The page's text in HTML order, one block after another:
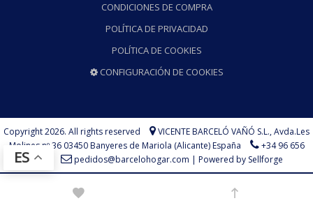
CONDICIONES DE COMPRA
POLÍTICA DE PRIVACIDAD
POLÍTICA DE COOKIES
CONFIGURACIÓN DE COOKIES
Copyright 2026. All rights reserved VICENTE BARCELÓ VAÑÓ S.L.,Avda.Les
Molines nº 36 03450 Banyeres de Mariola (Alicante) España
+34 96 656
73 75
pedidos@barcelohogar.com | Powered by Sellforge
ES